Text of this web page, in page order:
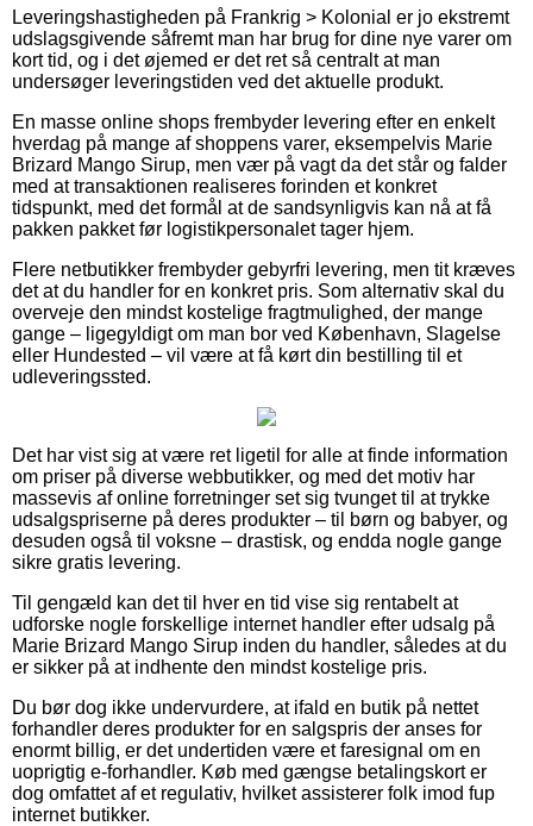
Leveringshastigheden på Frankrig > Kolonial er jo ekstremt
udslagsgivende såfremt man har brug for dine nye varer om
kort tid, og i det øjemed er det ret så centralt at man
undersøger leveringstiden ved det aktuelle produkt.
En masse online shops frembyder levering efter en enkelt
hverdag på mange af shoppens varer, eksempelvis Marie
Brizard Mango Sirup, men vær på vagt da det står og falder
med at transaktionen realiseres forinden et konkret
tidspunkt, med det formål at de sandsynligvis kan nå at få
pakken pakket før logistikpersonalet tager hjem.
Flere netbutikker frembyder gebyrfri levering, men tit kræves
det at du handler for en konkret pris. Som alternativ skal du
overveje den mindst kostelige fragtmulighed, der mange
gange – ligegyldigt om man bor ved København, Slagelse
eller Hundested – vil være at få kørt din bestilling til et
udleveringssted.
Det har vist sig at være ret ligetil for alle at finde information
om priser på diverse webbutikker, og med det motiv har
massevis af online forretninger set sig tvunget til at trykke
udsalgspriserne på deres produkter – til børn og babyer, og
desuden også til voksne – drastisk, og endda nogle gange
sikre gratis levering.
Til gengæld kan det til hver en tid vise sig rentabelt at
udforske nogle forskellige internet handler efter udsalg på
Marie Brizard Mango Sirup inden du handler, således at du
er sikker på at indhente den mindst kostelige pris.
Du bør dog ikke undervurdere, at ifald en butik på nettet
forhandler deres produkter for en salgspris der anses for
enormt billig, er det undertiden være et faresignal om en
uoprigtig e-forhandler. Køb med gængse betalingskort er
dog omfattet af et regulativ, hvilket assisterer folk imod fup
internet butikker.